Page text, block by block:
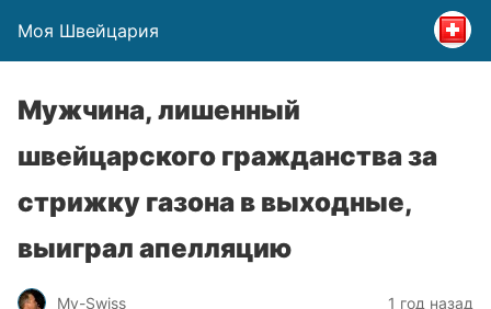
Моя Швейцария
Мужчина, лишенный
швейцарского гражданства за
стрижку газона в выходные,
выиграл апелляцию
My-Swiss 1 год назад